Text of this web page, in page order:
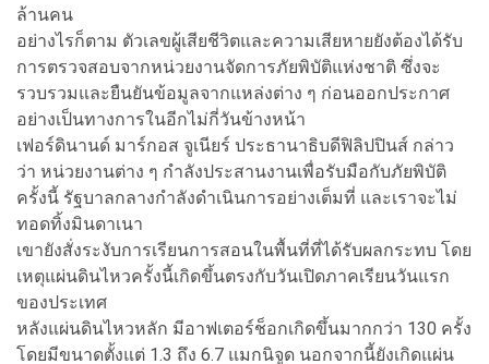
ล้านคน
อย่างไรก็ตาม ตัวเลขผู้เสียชีวิตและความเสียหายยังต้องได้รับ
การตรวจสอบจากหน่วยงานจัดการภัยพิบัติแห่งชาติ ซึ่งจะ
รวบรวมและยืนยันข้อมูลจากแหล่งต่าง ๆ ก่อนออกประกาศ
อย่างเป็นทางการในอีกไม่กี่วันข้างหน้า
เฟอร์ดินานด์ มาร์กอส จูเนียร์ ประธานาธิบดีฟิลิปปินส์ กล่าว
ว่า หน่วยงานต่าง ๆ กำลังประสานงานเพื่อรับมือกับภัยพิบัติ
ครั้งนี้ รัฐบาลกลางกำลังดำเนินการอย่างเต็มที่ และเราจะไม่
ทอดทิ้งมินดาเนา
เขายังสั่งระงับการเรียนการสอนในพื้นที่ที่ได้รับผลกระทบ โดย
เหตุแผ่นดินไหวครั้งนี้เกิดขึ้นตรงกับวันเปิดภาคเรียนวันแรก
ของประเทศ
หลังแผ่นดินไหวหลัก มีอาฟเตอร์ช็อกเกิดขึ้นมากกว่า 130 ครั้ง
โดยมีขนาดตั้งแต่ 1.3 ถึง 6.7 แมกนิจูด นอกจากนี้ยังเกิดแผ่น